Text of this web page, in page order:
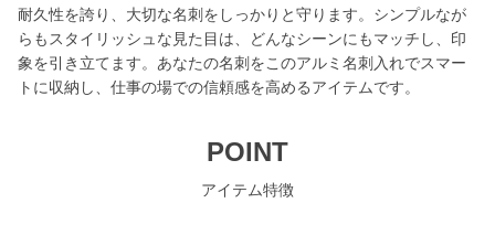
耐久性を誇り、大切な名刺をしっかりと守ります。シンプルなが
らもスタイリッシュな見た目は、どんなシーンにもマッチし、印
象を引き立てます。あなたの名刺をこのアルミ名刺入れでスマー
トに収納し、仕事の場での信頼感を高めるアイテムです。
POINT
アイテム特徴